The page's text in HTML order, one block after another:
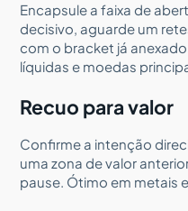
Encapsule a faixa de
decisivo, aguarde um
com o bracket já
líquidas e moedas
Recuo para valor
Confirme a intenção
uma zona de valor
pause. Ótimo em metais